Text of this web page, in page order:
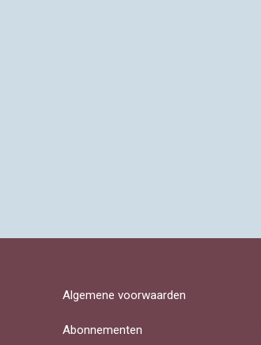
Algemene voorwaarden
Abonnementen